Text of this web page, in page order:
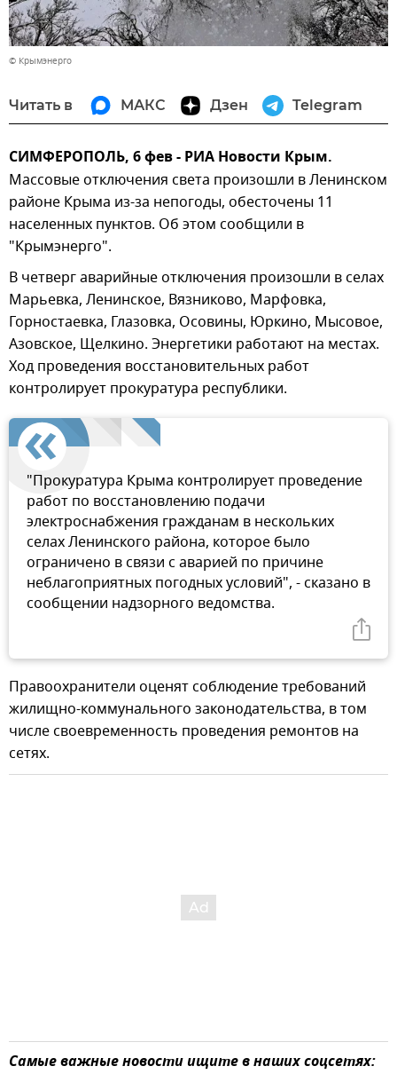
© Крымэнерго
Читать в МАКС Дзен Telegram
СИМФЕРОПОЛЬ, 6 фев - РИА Новости Крым.
Массовые отключения света произошли в Ленинском
районе Крыма из-за непогоды, обесточены 11
населенных пунктов. Об этом сообщили в
"Крымэнерго".
В четверг аварийные отключения произошли в селах
Марьевка, Ленинское, Вязниково, Марфовка,
Горностаевка, Глазовка, Осовины, Юркино, Мысовое,
Азовское, Щелкино. Энергетики работают на местах.
Ход проведения восстановительных работ
контролирует прокуратура республики.
"Прокуратура Крыма контролирует проведение
работ по восстановлению подачи
электроснабжения гражданам в нескольких
селах Ленинского района, которое было
ограничено в связи с аварией по причине
неблагоприятных погодных условий", - сказано в
сообщении надзорного ведомства.
Правоохранители оценят соблюдение требований
жилищно-коммунального законодательства, в том
числе своевременность проведения ремонтов на
сетях.
Самые важные новости ищите в наших соцсетях: